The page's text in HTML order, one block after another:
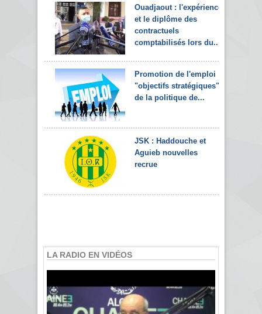
Ouadjaout : l'expérience
et le diplôme des
contractuels
comptabilisés lors du...
Promotion de l'emploi :
"objectifs stratégiques"
de la politique de...
JSK : Haddouche et
Aguieb nouvelles
recrue
LA RADIO EN VIDÉOS